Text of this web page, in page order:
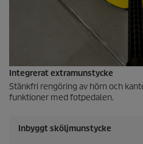
Integrerat extramunstycke
Stänkfri rengöring av hörn och
funktioner med fotpedalen.
Inbyggt sköljmunstycke